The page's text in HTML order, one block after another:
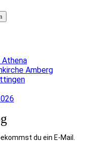
Athena
Amberg
du ein E-Mail.